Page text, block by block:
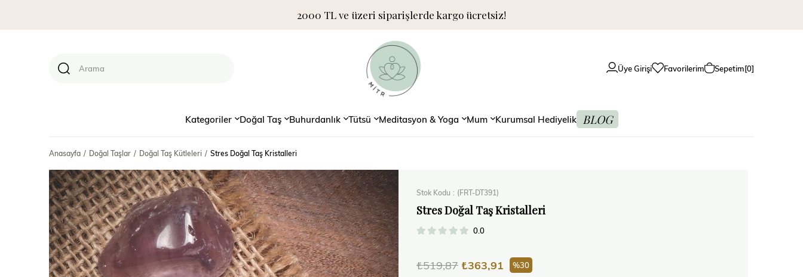
2000 TL ve üzeri siparişlerde kargo ücretsiz!
Üye Girişi Favorilerim Sepetim 0
Kategoriler Doğal Taş Buhurdanlık Tütsü Meditasyon & Yoga Mum Kurumsal Hediyelik BLOG
Anasayfa Doğal Taşlar Doğal Taş Kütleleri Stres Doğal Taş Kristalleri
Stok Kodu (FRT-DT391)
Stres Doğal Taş Kristalleri
0.0
₺519,87 ₺363,91 30